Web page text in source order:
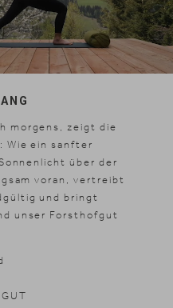
morgens, zeigt die
Wie ein sanfter
über der
voran, vertreibt
und bringt
unser Forsthofgut